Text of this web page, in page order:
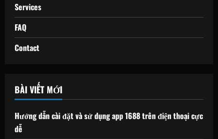
Services
FAQ
Contact
BÀI VIẾT MỚI
Hướng dẫn cài đặt và sử dụng app 1688 trên điện thoại cực
dễ